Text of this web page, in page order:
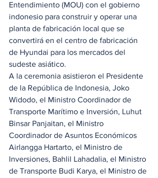
Entendimiento (MOU) con el gobierno
indonesio para construir y operar una
planta de fabricación local que se
convertirá en el centro de fabricación
de Hyundai para los mercados del
sudeste asiático.
A la ceremonia asistieron el Presidente
de la República de Indonesia, Joko
Widodo, el Ministro Coordinador de
Transporte Marítimo e Inversión, Luhut
Binsar Panjaitan, el Ministro
Coordinador de Asuntos Económicos
Airlangga Hartarto, el Ministro de
Inversiones, Bahlil Lahadalia, el Ministro
de Transporte Budi Karya, el Ministro de